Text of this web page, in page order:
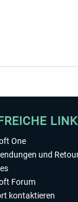
One
und
Forum
kontaktieren